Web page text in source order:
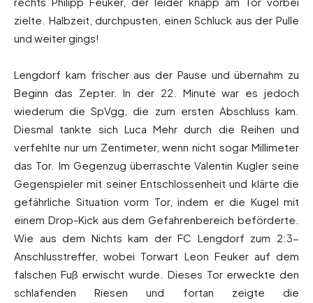
zielte. Halbzeit, durchpusten, einen Schluck aus der Pulle
und weiter gings!
Lengdorf kam frischer aus der Pause und übernahm zu
Beginn das Zepter. In der 22. Minute war es jedoch
wiederum die SpVgg, die zum ersten Abschluss kam.
Diesmal tankte sich Luca Mehr durch die Reihen und
verfehlte nur um Zentimeter, wenn nicht sogar Millimeter
das Tor. Im Gegenzug überraschte Valentin Kugler seine
Gegenspieler mit seiner Entschlossenheit und klärte die
gefährliche Situation vorm Tor, indem er die Kugel mit
einem Drop-Kick aus dem Gefahrenbereich beförderte.
Wie aus dem Nichts kam der FC Lengdorf zum 2:3-
Anschlusstreffer, wobei Torwart Leon Feuker auf dem
falschen Fuß erwischt wurde. Dieses Tor erweckte den
schlafenden Riesen und fortan zeigte die